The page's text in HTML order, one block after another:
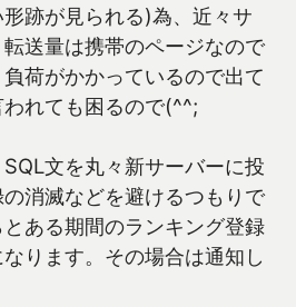
跡が見られる)為、近々サ
送量は携帯のページなので
荷がかかっているので出て
れても困るので(^^;
文を丸々新サーバーに投
消滅などを避けるつもりで
ある期間のランキング登録
ります。その場合は通知し